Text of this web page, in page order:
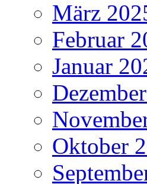
März
Februar
Januar
Oktober